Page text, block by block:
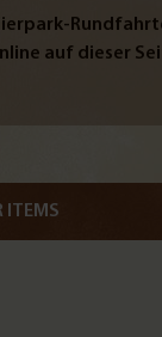
auf dieser
ITEMS